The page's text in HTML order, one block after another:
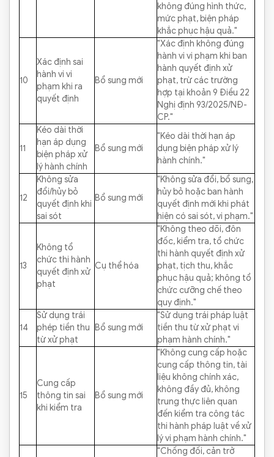
không đúng hình thức,
mức phạt, biện pháp
khắc phục hậu quả."
10
Xác định sai
hành vi vi
phạm khi ra
quyết định
Bổ sung mới
"Xác định không đúng
hành vi vi phạm khi ban
hành quyết định xử
phạt, trừ các trường
hợp tại khoản 9 Điều 22
Nghị định 93/2025/NĐ-
CP."
11
Kéo dài thời
hạn áp dụng
biện pháp xử
lý hành chính
Bổ sung mới
"Kéo dài thời hạn áp
dụng biện pháp xử lý
hành chính."
12
Không sửa
đổi/hủy bỏ
quyết định khi
sai sót
Bổ sung mới
"Không sửa đổi, bổ sung,
hủy bỏ hoặc ban hành
quyết định mới khi phát
hiện có sai sót, vi phạm."
13
Không tổ
chức thi hành
quyết định xử
phạt
Cụ thể hóa
"Không theo dõi, đôn
đốc, kiểm tra, tổ chức
thi hành quyết định xử
phạt, tịch thu, khắc
phục hậu quả; không tổ
chức cưỡng chế theo
quy định."
14
Sử dụng trái
phép tiền thu
từ xử phạt
Bổ sung mới
"Sử dụng trái pháp luật
tiền thu từ xử phạt vi
phạm hành chính."
15
Cung cấp
thông tin sai
khi kiểm tra
Bổ sung mới
"Không cung cấp hoặc
cung cấp thông tin, tài
liệu không chính xác,
không đầy đủ, không
trung thực liên quan
đến kiểm tra công tác
thi hành pháp luật về xử
lý vi phạm hành chính."
"Chống đối, cản trở